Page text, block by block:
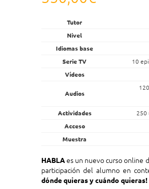
Tutor
Nivel
Idiomas base
Serie TV
10
Vídeos
Audios
Actividades
250
Acceso
Muestra
HABLAes un nuevo curso online
participación del alumno en
dónde quieras y cuándo quieras!